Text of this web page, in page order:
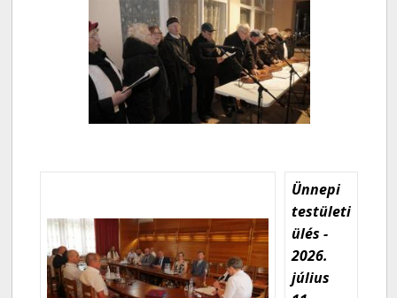
Ünnepi
testületi
ülés -
2026.
július